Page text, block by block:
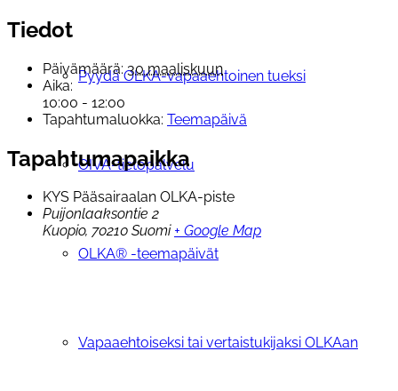
Pyydä OLKA-vapaaehtoinen tueksi
OIVA-tietopalvelu
OLKA® -teemapäivät
Vapaaehtoiseksi tai vertaistukijaksi OLKAan
Tiedot
Päivämäärä: 30 maaliskuun
Aika:
10:00 - 12:00
Tapahtumaluokka: Teemapäivä
Tapahtumapaikka
KYS Pääsairaalan OLKA-piste
Puijonlaaksontie 2
Kuopio, 70210 Suomi + Google Map